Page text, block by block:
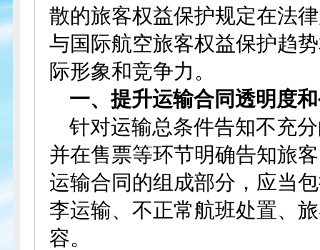
散的旅客权益保护规定在法
与国际航空旅客权益保护趋
际形象和竞争力。
一、提升运输合同透明度
针对运输总条件告知不充
并在售票等环节明确告知旅
运输合同的组成部分，应当
李运输、不正常航班处置、
容。